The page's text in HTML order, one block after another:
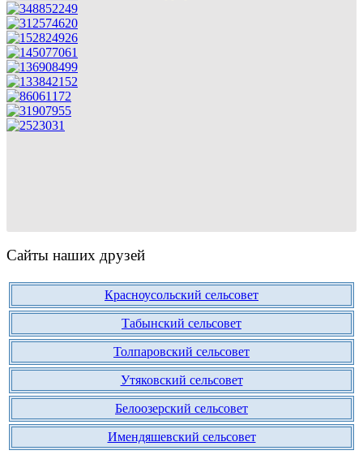
Сайты наших друзей
Красноусольский сельсовет
Табынский сельсовет
Толпаровский сельсовет
Утяковский сельсовет
Белоозерский сельсовет
Имендяшевский сельсовет